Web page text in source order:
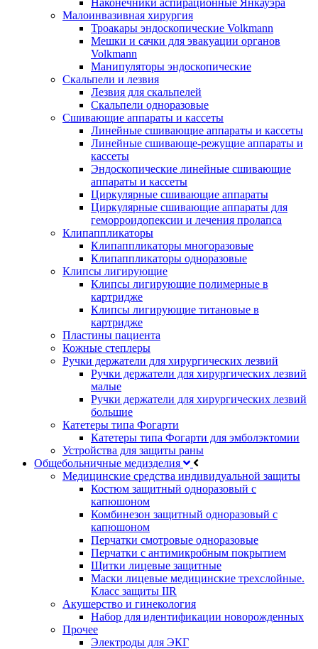
Наконечники аспирационные Янкауэра
Малоинвазивная хирургия
Троакары эндоскопические Volkmann
Мешки и сачки для эвакуации органов
Volkmann
Манипуляторы эндоскопические
Скальпели и лезвия
Лезвия для скальпелей
Скальпели одноразовые
Сшивающие аппараты и кассеты
Линейные сшивающие аппараты и кассеты
Линейные сшивающе-режущие аппараты и
кассеты
Эндоскопические линейные сшивающие
аппараты и кассеты
Циркулярные сшивающие аппараты
Циркулярные сшивающие аппараты для
геморроидопексии и лечения пролапса
Клипаппликаторы
Клипаппликаторы многоразовые
Клипаппликаторы одноразовые
Клипсы лигирующие
Клипсы лигирующие полимерные в
картридже
Клипсы лигирующие титановые в
картридже
Пластины пациента
Кожные степлеры
Ручки держатели для хирургических лезвий
Ручки держатели для хирургических лезвий
малые
Ручки держатели для хирургических лезвий
большие
Катетеры типа Фогарти
Катетеры типа Фогарти для эмболэктомии
Устройства для защиты раны
Общебольничные медизделия
Медицинские средства индивидуальной защиты
Костюм защитный одноразовый с
капюшоном
Комбинезон защитный одноразовый с
капюшоном
Перчатки смотровые одноразовые
Перчатки с антимикробным покрытием
Щитки лицевые защитные
Маски лицевые медицинские трехслойные.
Класс защиты IIR
Акушерство и гинекология
Набор для идентификации новорожденных
Прочее
Электроды для ЭКГ